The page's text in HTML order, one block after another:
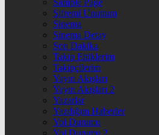
Sample Page
Şifremi Unuttum
Sinema
Sinema Detay
Son Dakika
Takip Ettiklerim
Takipçilerim
Yayın Akışları
Yayın Akışları 2
Yazarlar
Yazdığım Haberler
Yol Durumu